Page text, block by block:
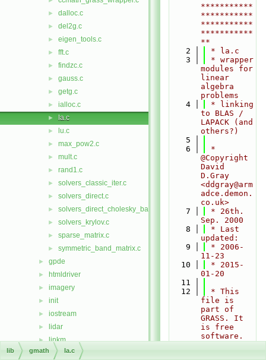
► dalloc.c
► del2g.c
► eigen_tools.c
► fft.c
► findzc.c
► gauss.c
► getg.c
► ialloc.c
► la.c
► lu.c
► max_pow2.c
► mult.c
► rand1.c
► solvers_classic_iter.c
► solvers_direct.c
► solvers_direct_cholesky_band.c
► solvers_krylov.c
► sparse_matrix.c
► symmetric_band_matrix.c
► gpde
► htmldriver
► imagery
► init
► iostream
► lidar
► linkm
► manage
***********
***********
***********
***********
**
    2
* la.c
    3
* wrapper
modules for
linear
algebra
problems
    4
* linking
to BLAS /
LAPACK (and
others?)
    5
    6
*
@Copyright
David
D.Gray
<ddgray@arm
adce.demon.
co.uk>
    7
* 26th.
Sep. 2000
    8
* Last
updated:
    9
* 2006-
11-23
   10
* 2015-
01-20
   11
   12
* This
file is
part of
GRASS. It
is free
software.
lib gmath la.c